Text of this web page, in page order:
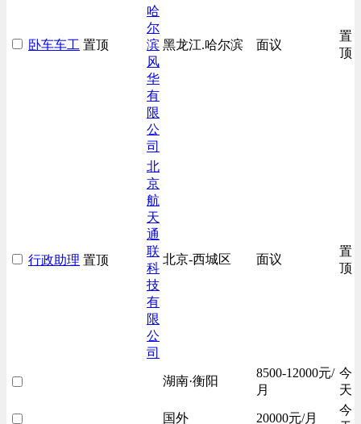
卧车车工 置顶
哈
尔
滨
风
华
有
限
公
司
黑龙江.哈尔滨 面议
置
顶
行政助理 置顶
北
京
航
天
通
联
科
技
有
限
公
司
北京-西城区 面议
置
顶
湖南·衡阳
8500-12000元/
月
今
天
国外 20000元/月
今